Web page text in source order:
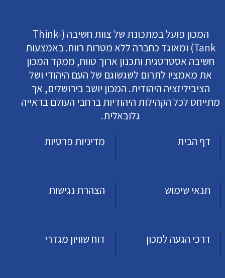
המכון פועל במתכונת של צוות חשיבה (Think-
Tank) ומאוגד כחברה ללא מטרות רווח. באמצעות
חשיבה אסטרטגית ותכנון ארוך טווח, ממקד המכון
את מאמציו לתרום לשגשוגם של העם היהודי ושל
הציביליזציה היהודית. המכון יושב בירושלים, אך
מתייחס לכל הקהילות היהודיות ברחבי העולם בראייה
גלובאלית.
דף הבית
מדיניות פרטיות
תנאי שימוש הצהרת נגישות
דרכי הגעה למכון דוח שוויון מגדרי